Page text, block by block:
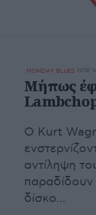
MONDAY BLUES ΝΟΕ
Μήπως
O Kurt
αντίληψη
δίσκο...